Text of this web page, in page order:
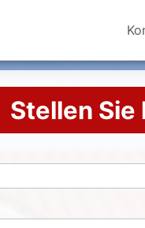
Stellen